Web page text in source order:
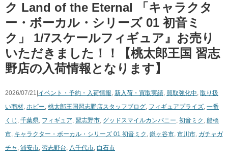
ク ​Land ​of ​the ​Eternal ​「キャラクタ
ー・ボーカル・シリーズ ​01 ​初音ミ
ク」 ​1/7スケールフィギュア』お売り
いただきました！！【桃太郎王国 習志
野店の入荷情報となります】
2026/07/21| イベント・予約・入荷情報, 新入荷・買取実績, 買取強化中, 取り扱
い商材, ホビー, 桃太郎王国習志野店スタッフブログ, フィギュアプライズ, 一番
くじ , 千葉県, フィギュア, 習志野市, グッドスマイルカンパニー, 初音ミク , 船橋
市, キャラクター・ボーカル・シリーズ ​01 ​初音ミク , 鎌ヶ谷市, 市川市, ガチャガ
チャ , 浦安市, 習志野台, 八千代市, 白石市